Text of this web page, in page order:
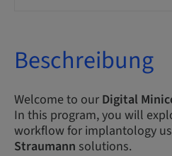
Beschreibung
Welcome to our Digital
In this program, you will
workflow for implantology
Straumann solutions.